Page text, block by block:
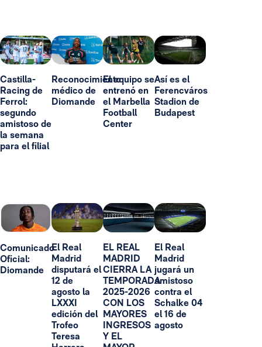
Castilla-
Racing de
Ferrol:
segundo
amistoso de
la semana
para el filial
Reconocimiento
médico de
Diomande
El equipo se
entrenó en
el Marbella
Football
Center
Así es el
Ferencváros
Stadion de
Budapest
Comunicado
Oficial:
Diomande
El Real
Madrid
disputará el
12 de
agosto la
LXXXI
edición del
Trofeo
Teresa
EL REAL
MADRID
CIERRA LA
TEMPORADA
2025-2026
CON LOS
MAYORES
INGRESOS
Y EL
El Real
Madrid
jugará un
amistoso
contra el
Schalke 04
el 16 de
agosto